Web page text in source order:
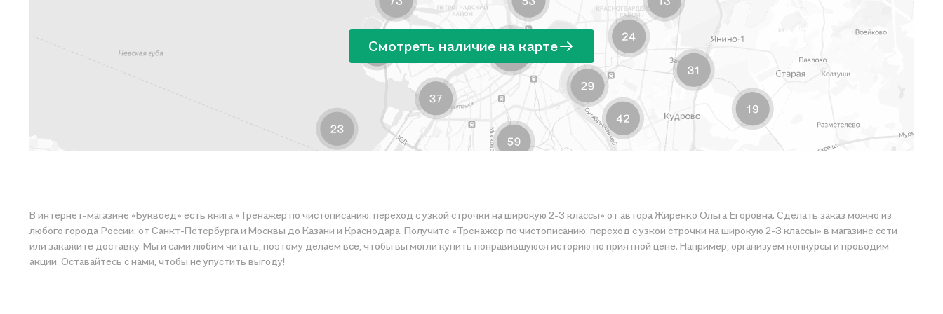
Смотреть наличие на карте
В интернет-магазине «Буквоед» есть книга «Тренажер по чистописанию: переход с узкой строчки на широкую 2-3 классы» от автора Жиренко Ольга Егоровна. Сделать заказ можно из
любого города России: от Санкт-Петербурга и Москвы до Казани и Краснодара. Получите «Тренажер по чистописанию: переход с узкой строчки на широкую 2-3 классы» в магазине сети
или закажите доставку. Мы и сами любим читать, поэтому делаем всё, чтобы вы могли купить понравившуюся историю по приятной цене. Например, организуем конкурсы и проводим
акции. Оставайтесь с нами, чтобы не упустить выгоду!